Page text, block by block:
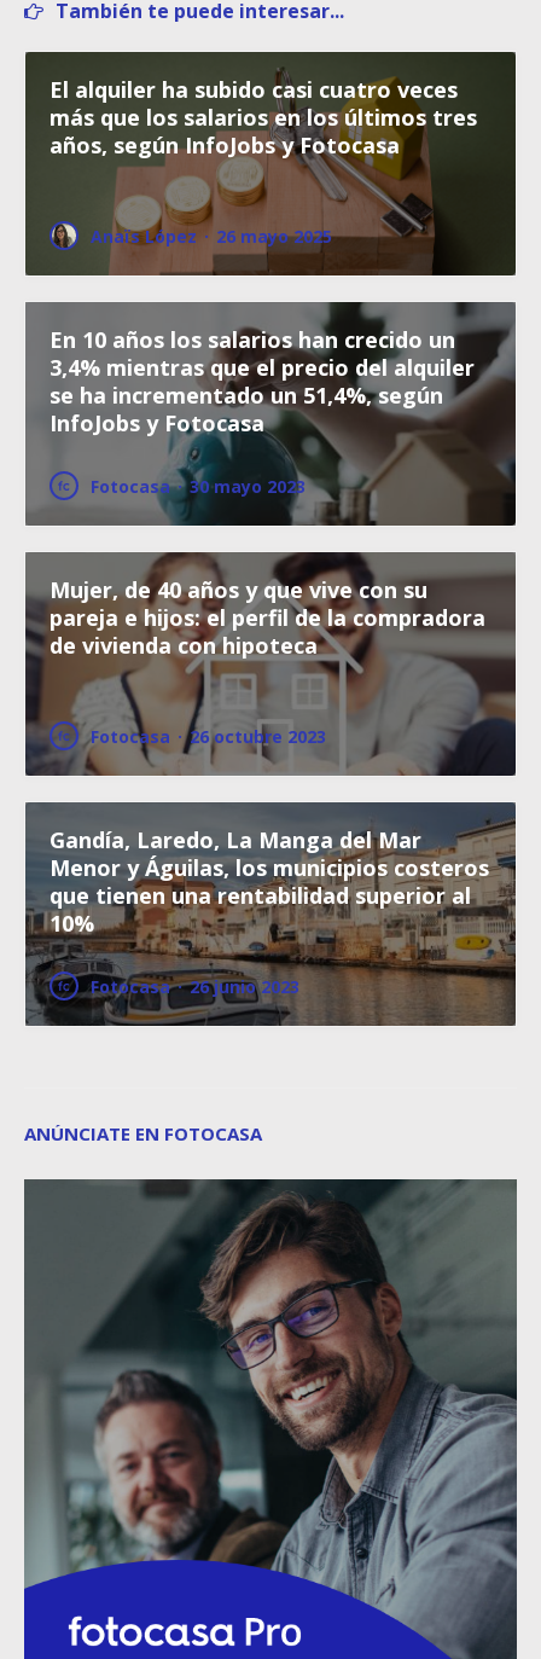
También te puede interesar...
El alquiler ha subido casi cuatro veces
más que los salarios en los últimos tres
años, según InfoJobs y Fotocasa
Anaïs López · 26 mayo 2025
En 10 años los salarios han crecido un
3,4% mientras que el precio del alquiler
se ha incrementado un 51,4%, según
InfoJobs y Fotocasa
Fotocasa · 30 mayo 2023
Mujer, de 40 años y que vive con su
pareja e hijos: el perfil de la compradora
de vivienda con hipoteca
Fotocasa · 26 octubre 2023
Gandía, Laredo, La Manga del Mar
Menor y Águilas, los municipios costeros
que tienen una rentabilidad superior al
10%
Fotocasa · 26 junio 2023
ANÚNCIATE EN FOTOCASA